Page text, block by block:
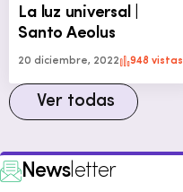
La luz universal |
Santo Aeolus
20 diciembre, 2022 948 vistas
Ver todas
Newsletter